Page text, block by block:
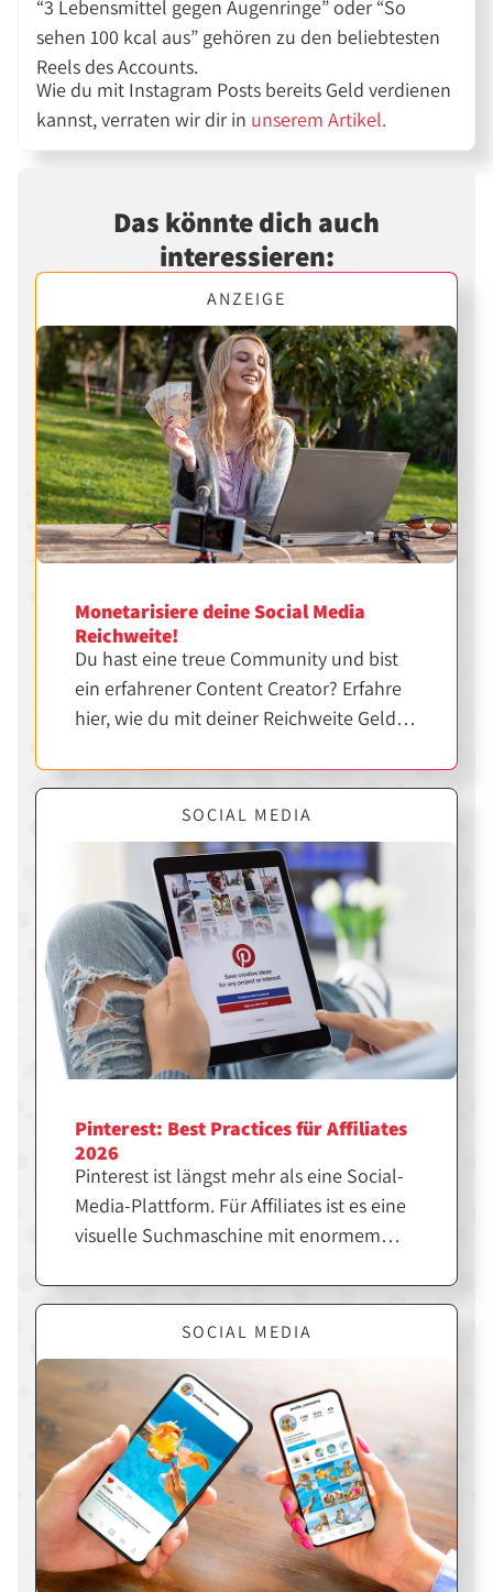
“3 Lebensmittel gegen Augenringe” oder “So
sehen 100 kcal aus” gehören zu den beliebtesten
Reels des Accounts.
Wie du mit Instagram Posts bereits Geld verdienen
kannst, verraten wir dir in unserem Artikel.
Das könnte dich auch
interessieren:
ANZEIGE
Monetarisiere deine Social Media
Reichweite!
Du hast eine treue Community und bist
ein erfahrener Content Creator? Erfahre
hier, wie du mit deiner Reichweite Geld
SOCIAL MEDIA
Pinterest: Best Practices für Affiliates
2026
Pinterest ist längst mehr als eine Social-
Media-Plattform. Für Affiliates ist es eine
visuelle Suchmaschine mit enormem
erstellt, kann langfristig Traffic, Klicks
und Sales generieren. Hier erfährst du,
was dir dabei hilft.
SOCIAL MEDIA